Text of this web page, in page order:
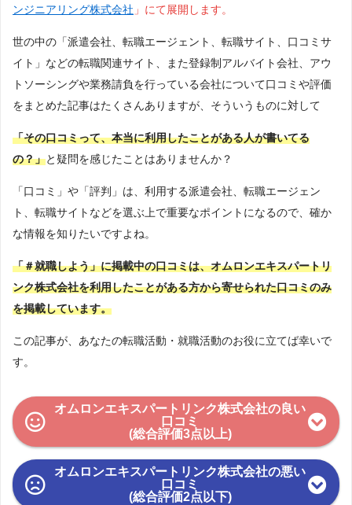
ンジニアリング株式会社 」にて展開します。
世の中の「派遣会社、転職エージェント、転職サイト、口コミサ
イト」などの転職関連サイト、また登録制アルバイト会社、アウ
トソーシングや業務請負を行っている会社について口コミや評価
をまとめた記事はたくさんありますが、そういうものに対して
「その口コミって、本当に利用したことがある人が書いてる
の？」と疑問を感じたことはありませんか？
「口コミ」や「評判」は、利用する派遣会社、転職エージェン
ト、転職サイトなどを選ぶ上で重要なポイントになるので、確か
な情報を知りたいですよね。
「＃就職しよう」に掲載中の口コミは、オムロンエキスパートリ
ンク株式会社を利用したことがある方から寄せられた口コミのみ
を掲載しています。
この記事が、あなたの転職活動・就職活動のお役に立てば幸いで
す。
オムロンエキスパートリンク株式会社の良い
口コミ
(総合評価3点以上)
オムロンエキスパートリンク株式会社の悪い
口コミ
(総合評価2点以下)